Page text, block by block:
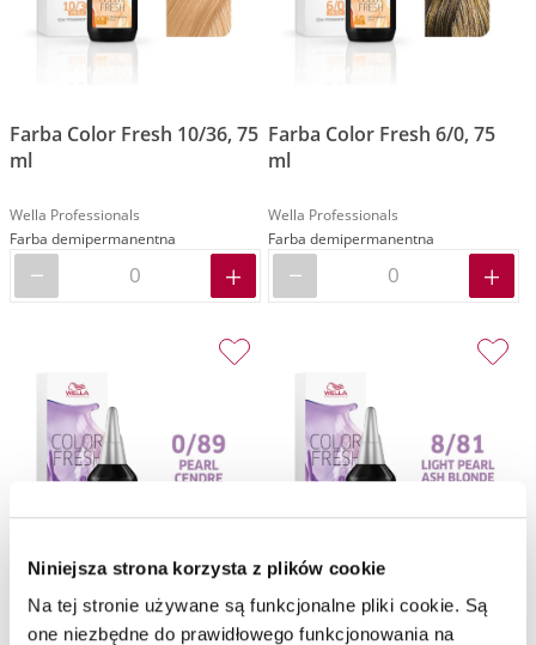
Niniejsza strona korzysta z plików cookie
Na tej stronie używane są funkcjonalne pliki cookie. Są
one niezbędne do prawidłowego funkcjonowania na
Farba Color Fresh 10/36, 75
ml
Wella Professionals
Farba demipermanentna
Farba Color Fresh 6/0, 75
ml
Wella Professionals
Farba demipermanentna